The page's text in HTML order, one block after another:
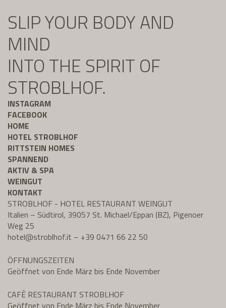
SLIP YOUR BODY AND
MIND
INTO THE SPIRIT OF
STROBLHOF.
INSTAGRAM
FACEBOOK
HOME
HOTEL STROBLHOF
RITTSTEIN HOMES
SPANNEND
AKTIV & SPA
WEINGUT
KONTAKT
STROBLHOF - HOTEL RESTAURANT WEINGUT
Italien – Südtirol, 39057 St. Michael/Eppan (BZ), Pigenoer
Weg 25
hotel@stroblhof.it – +39 0471 66 22 50
ÖFFNUNGSZEITEN
Geöffnet von Ende März bis Ende November
CAFÈ RESTAURANT STROBLHOF
Geöffnet von Ende März bis Ende November